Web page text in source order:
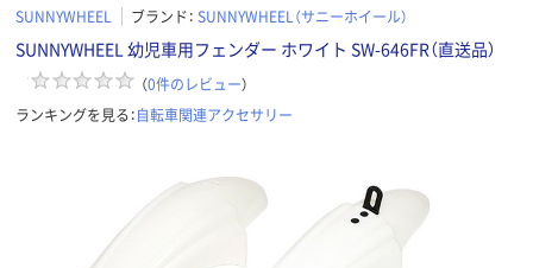
SUNNYWHEEL ブランド： SUNNYWHEEL（サニーホイール）
SUNNYWHEEL 幼児車用フェンダー ホワイト SW-646FR（直送品）
（0件のレビュー）
ランキングを見る：自転車関連アクセサリー